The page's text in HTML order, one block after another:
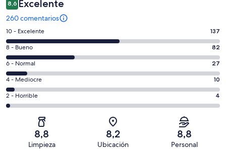
8,6 Excelente
260 comentarios
137
comentarios
de
un
total
de
260
con
puntuación
10 - Excelente 137
82
comentarios
de
un
total
de
puntuación
8 - Bueno 82
27
comentarios
de
un
total
6 - Normal 27
10
comentarios
de
4 - Mediocre 10
4
comentarios
2 - Horrible 4
8,8
Limpieza
8,2
Ubicación
8,8
Personal